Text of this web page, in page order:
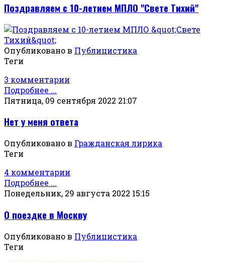
Поздравляем с 10-летием МПЛО "Свете Тихий"
Опубликовано в Публицистика
Теги
3 комментарии
Подробнее ...
Пятница, 09 сентября 2022 21:07
Нет у меня ответа
Опубликовано в Гражданская лирика
Теги
4 комментарии
Подробнее ...
Понедельник, 29 августа 2022 15:15
О поездке в Москву
Опубликовано в Публицистика
Теги